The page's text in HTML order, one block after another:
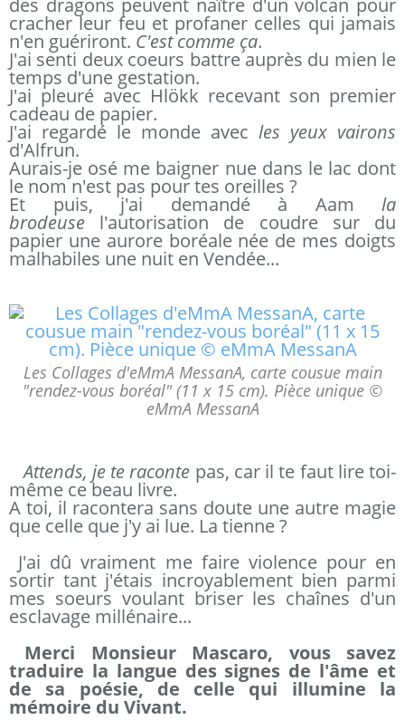
des dragons peuvent naître d'un volcan pour
cracher leur feu et profaner celles qui jamais
n'en guériront. C'est comme ça.
J'ai senti deux coeurs battre auprès du mien le
temps d'une gestation.
J'ai pleuré avec Hlökk recevant son premier
cadeau de papier.
J'ai regardé le monde avec les yeux vairons
d'Alfrun.
Aurais-je osé me baigner nue dans le lac dont
le nom n'est pas pour tes oreilles ?
Et puis, j'ai demandé à Aam la
brodeuse l'autorisation de coudre sur du
papier une aurore boréale née de mes doigts
malhabiles une nuit en Vendée...
Les Collages d'eMmA MessanA, carte cousue main
"rendez-vous boréal" (11 x 15 cm). Pièce unique ©
eMmA MessanA
Attends, je te raconte pas, car il te faut lire toi-
même ce beau livre.
A toi, il racontera sans doute une autre magie
que celle que j'y ai lue. La tienne ?
J'ai dû vraiment me faire violence pour en
sortir tant j'étais incroyablement bien parmi
mes soeurs voulant briser les chaînes d'un
esclavage millénaire...
Merci Monsieur Mascaro, vous savez
traduire la langue des signes de l'âme et
de sa poésie, de celle qui illumine la
mémoire du Vivant.